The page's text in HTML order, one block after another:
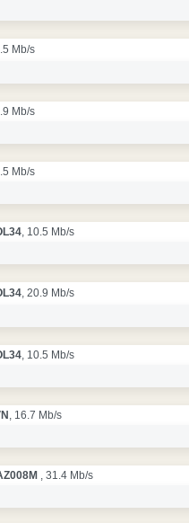
Mb/s
Mb/s
Mb/s
, 10.5 Mb/s
, 20.9 Mb/s
, 10.5 Mb/s
, 16.7 Mb/s
, 31.4 Mb/s